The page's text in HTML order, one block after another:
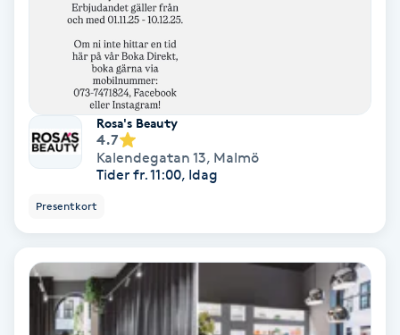
Läpptatuering
Makeup
Manikyr & Pedikyr
Medial vägledning
Medicinsk massage
Rosa's Beauty
4.7
Kalendegatan 13, Malmö
Tider fr. 11:00, Idag
Presentkort